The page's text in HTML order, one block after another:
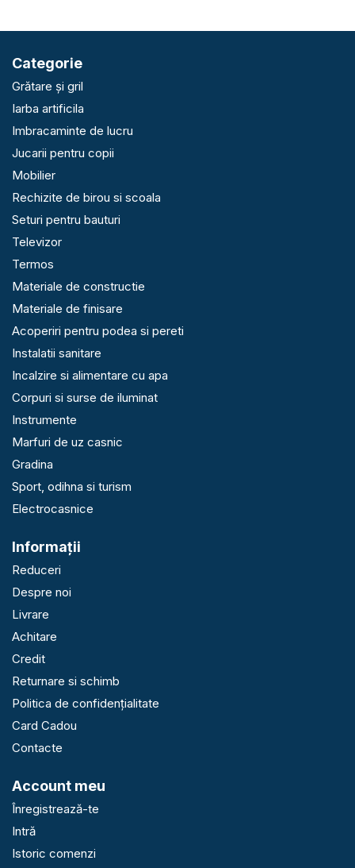
Categorie
Grătare și gril
Iarba artificila
Imbracaminte de lucru
Jucarii pentru copii
Mobilier
Rechizite de birou si scoala
Seturi pentru bauturi
Televizor
Termos
Materiale de constructie
Materiale de finisare
Acoperiri pentru podea si pereti
Instalatii sanitare
Incalzire si alimentare cu apa
Corpuri si surse de iluminat
Instrumente
Marfuri de uz casnic
Gradina
Sport, odihna si turism
Electrocasnice
Informaţii
Reduceri
Despre noi
Livrare
Achitare
Credit
Returnare si schimb
Politica de confidențialitate
Card Cadou
Contacte
Account meu
Înregistrează-te
Intră
Istoric comenzi